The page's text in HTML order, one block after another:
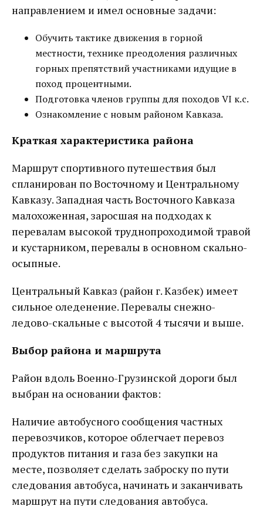
направлением и имел основные задачи:
Обучить тактике движения в горной
местности, технике преодоления различных
горных препятствий участниками идущие в
поход процентными.
Подготовка членов группы для походов VI к.с.
Ознакомление с новым районом Кавказа.
Краткая характеристика района
Маршрут спортивного путешествия был
спланирован по Восточному и Центральному
Кавказу. Западная часть Восточного Кавказа
малохоженная, заросшая на подходах к
перевалам высокой труднопроходимой травой
и кустарником, перевалы в основном скально-
осыпные.
Центральный Кавказ (район г. Казбек) имеет
сильное оледенение. Перевалы снежно-
ледово-скальные с высотой 4 тысячи и выше.
Выбор района и маршрута
Район вдоль Военно-Грузинской дороги был
выбран на основании фактов:
Наличие автобусного сообщения частных
перевозчиков, которое облегчает перевоз
продуктов питания и газа без закупки на
месте, позволяет сделать заброску по пути
следования автобуса, начинать и заканчивать
маршрут на пути следования автобуса.